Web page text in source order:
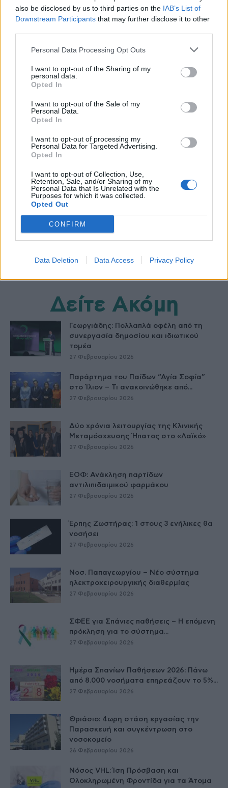
also be disclosed by us to third parties on the IAB’s List of
Downstream Participants that may further disclose it to other
Personal Data Processing Opt Outs
I want to opt-out of the Sharing of my
personal data.
Opted In
I want to opt-out of the Sale of my
Personal Data.
Opted In
I want to opt-out of processing my
Personal Data for Targeted Advertising.
Opted In
I want to opt-out of Collection, Use,
Retention, Sale, and/or Sharing of my
Personal Data that Is Unrelated with the
Purposes for which it was collected.
Opted Out
CONFIRM
Data Deletion Data Access Privacy Policy
Ψηφιακή υγειονομική περίθαλψη: Οι άμεσες
ΑΣΕΠ διοικητές νοσοκομείων
healthstories
Δείτε Ακόμη
Γεωργιάδης: Πολλαπλά οφέλη από τη
συνεργασία δημοσίου και ιδιωτικού
τομέα
27 Φεβρουαρίου 2026
Παράρτημα του Παίδων “Αγία Σοφία”
στο Ίλιον – Τι ανακοινώθηκε από...
27 Φεβρουαρίου 2026
Δύο χρόνια λειτουργίας της Κλινικής
Μεταμόσχευσης Ήπατος στο «Λαϊκό»
27 Φεβρουαρίου 2026
ΕΟΦ: Ανάκληση παρτίδων
αντιλιπιδαιμικού φαρμάκου
27 Φεβρουαρίου 2026
Έρπης Ζωστήρας: 1 στους 3 ενήλικες θα
νοσήσει
27 Φεβρουαρίου 2026
Νοσ. Παπαγεωργίου – Νέο σύστημα
ηλεκτροχειρουργικής διαθερμίας
27 Φεβρουαρίου 2026
ΣΦΕΕ για Σπάνιες παθήσεις – Η επόμενη
πρόκληση για το σύστημα...
27 Φεβρουαρίου 2026
Ημέρα Σπανίων Παθήσεων 2026: Πάνω
από 8.000 νοσήματα επηρεάζουν το 5%...
27 Φεβρουαρίου 2026
Θριάσιο: 4ωρη στάση εργασίας την
Παρασκευή και συγκέντρωση στο
νοσοκομείο
26 Φεβρουαρίου 2026
Νόσος VHL: Ίση Πρόσβαση και
Ολοκληρωμένη Φροντίδα για τα Άτομα